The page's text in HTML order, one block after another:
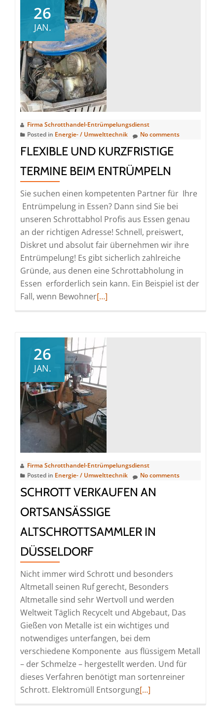
gibt
viele
Ideen
und
Praktiken
zum
Autoverschrotten
26
JAN.
Firma Schrotthandel-Entrümpelungsdienst
Posted in Energie- / Umwelttechnik No comments
FLEXIBLE UND KURZFRISTIGE
TERMINE BEIM ENTRÜMPELN
Sie suchen einen kompetenten Partner für Ihre
Entrümpelung in Essen? Dann sind Sie bei
unseren Schrottabhol Profis aus Essen genau
an der richtigen Adresse! Schnell, preiswert,
Diskret und absolut fair übernehmen wir ihre
Entrümpelung! Es gibt sicherlich zahlreiche
Gründe, aus denen eine Schrottabholung in
Essen erforderlich sein kann. Ein Beispiel ist der
Fall, wenn BewohnerRead
und
Kurzfristige
Termine
beim
Entrümpeln
[…]
26
JAN.
Firma Schrotthandel-Entrümpelungsdienst
Posted in Energie- / Umwelttechnik No comments
SCHROTT VERKAUFEN AN
ORTSANSÄSSIGE
ALTSCHROTTSAMMLER IN
DÜSSELDORF
Nicht immer wird Schrott und besonders
Altmetall seinen Ruf gerecht, Besonders
Altmetalle sind sehr Wertvoll und werden
Weltweit Täglich Recycelt und Abgebaut, Das
Gießen von Metalle ist ein wichtiges und
notwendiges unterfangen, bei dem
verschiedene Komponente aus flüssigem Metall
– der Schmelze – hergestellt werden. Und für
dieses Verfahren benötigt man sortenreiner
Schrott. Elektromüll EntsorgungRead
[…]